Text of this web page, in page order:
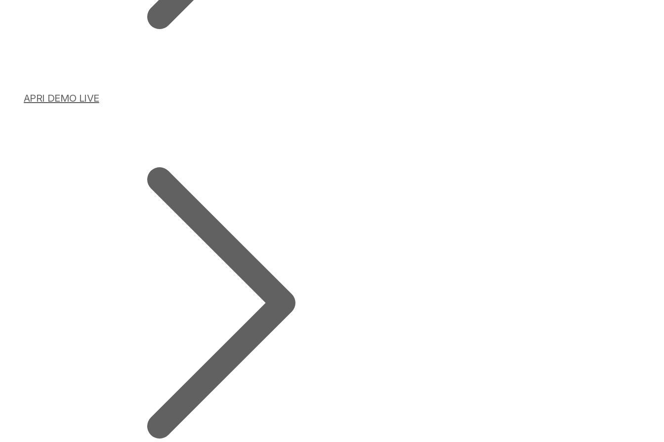
APRI DEMO LIVE